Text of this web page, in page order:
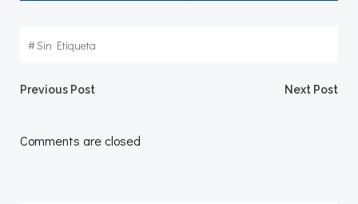
#Sin Etiqueta
Navegación
por
Previous Post Next Post
Comments are closed